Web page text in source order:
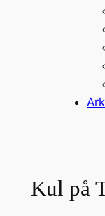
Kul på